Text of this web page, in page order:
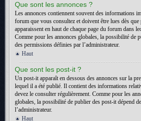
Que sont les annonces ?
Les annonces contiennent souvent des informations
forum que vous consultez et doivent être lues dès
apparaissent en haut de chaque page du forum dans
Comme pour les annonces globales, la possibilité de
des permissions définies par l’administrateur.
Haut
Que sont les post-it ?
Un post-it apparaît en dessous des annonces sur la
lequel il a été publié. Il contient des informations
devez le consulter régulièrement. Comme pour les
globales, la possibilité de publier des post-it dépend
l’administrateur.
Haut